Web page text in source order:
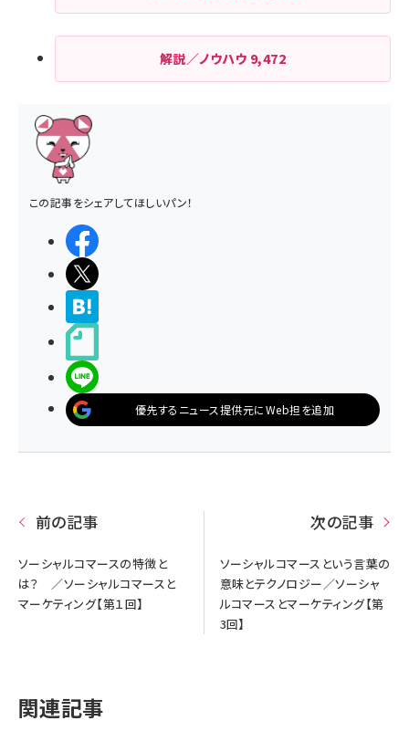
解説／ノウハウ 9,472
この記事をシェアしてほしいパン！
優先するニュース提供元にWeb担を追加
前の記事
ソーシャルコマースの特徴と
は？ ／ソーシャルコマースと
マーケティング【第１回】
次の記事
ソーシャルコマースという言葉の
意味とテクノロジー／ソーシャ
ルコマースとマーケティング【第
3回】
関連記事